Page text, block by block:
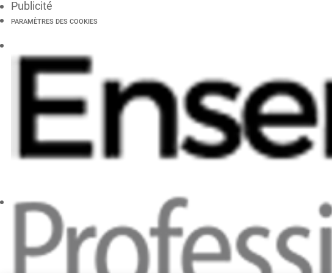
Publicité
PARAMÈTRES DES COOKIES